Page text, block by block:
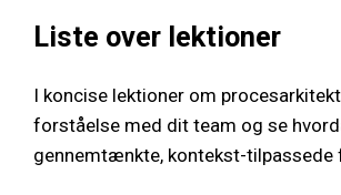
Liste over lektioner
I koncise lektioner om
forståelse med dit team og se
gennemtænkte, kontekst-tilpassede